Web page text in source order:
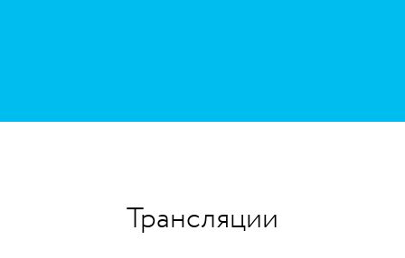
Трансляции